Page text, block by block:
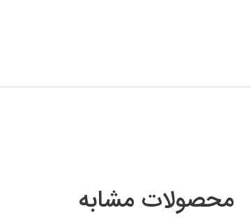
محصولات مشابه